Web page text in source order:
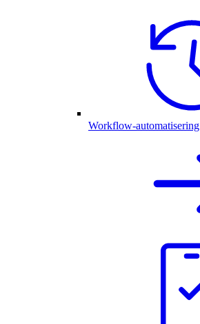
Workflow-automatisering